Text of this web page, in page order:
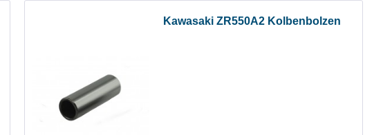
Kawasaki ZR550A2 Kolbenbolzen